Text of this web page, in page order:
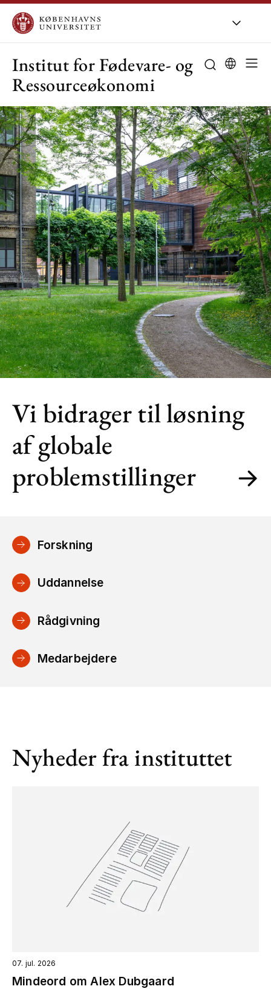
Institut for Fødevare- og
Ressourceøkonomi
Vi bidrager til løsning
af globale
problemstillinger
Forskning
Uddannelse
Rådgivning
Medarbejdere
Nyheder fra instituttet
07. jul. 2026
Mindeord om Alex Dubgaard
Om KU